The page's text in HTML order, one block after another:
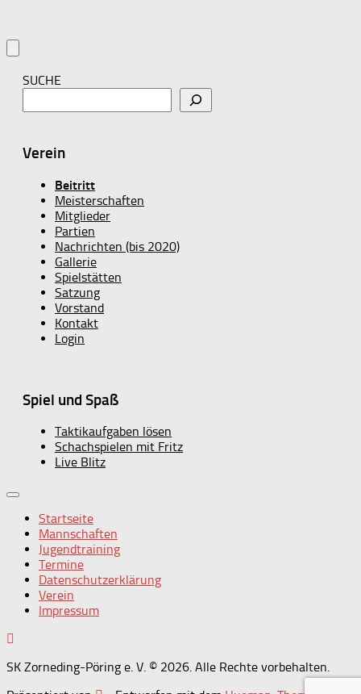
SUCHE
Verein
Beitritt
Meisterschaften
Mitglieder
Partien
Nachrichten (bis 2020)
Gallerie
Spielstätten
Satzung
Vorstand
Kontakt
Login
Spiel und Spaß
Taktikaufgaben lösen
Schachspielen mit Fritz
Live Blitz
Startseite
Mannschaften
Jugendtraining
Termine
Datenschutzerklärung
Verein
Impressum
SK Zorneding-Pöring e. V. © 2026. Alle Rechte vorbehalten.